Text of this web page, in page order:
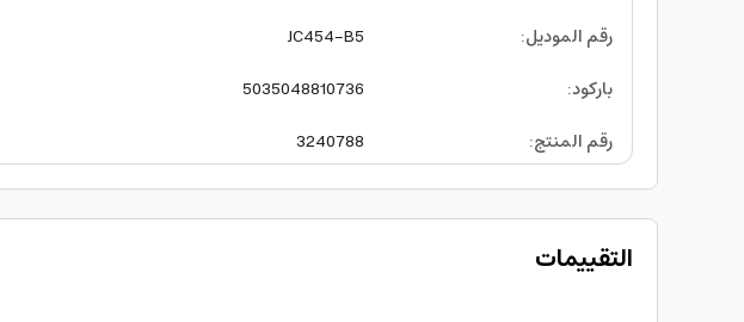
رقم الموديل:
JC454-B5
باركود:
5035048810736
رقم المنتج:
3240788
التقييمات